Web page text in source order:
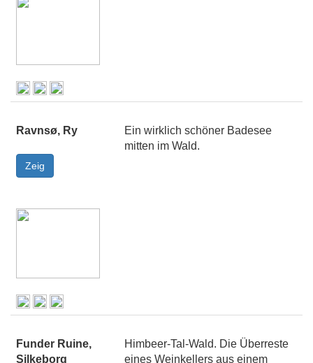
Ravnsø, Ry
Ein wirklich schöner Badesee
mitten im Wald.
Funder Ruine,
Silkeborg
Himbeer-Tal-Wald. Die Überreste
eines Weinkellers aus einem